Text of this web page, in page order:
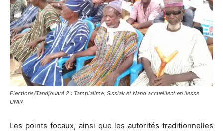
Elections/Tandjouaré 2 : Tampialime, Sissiak et Nano accueillent en liesse
UNIR
Les points focaux, ainsi que les autorités traditionnelles